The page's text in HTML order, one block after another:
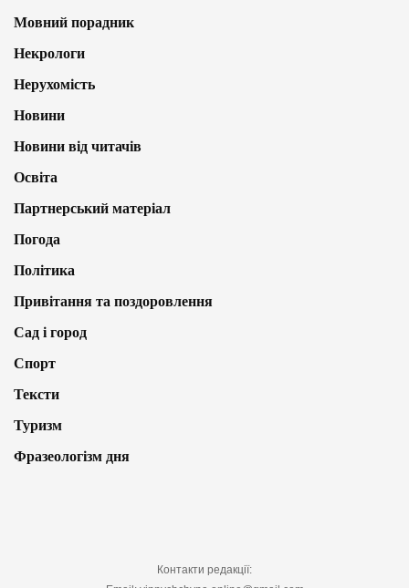
Мовний порадник
Некрологи
Нерухомість
Новини
Новини від читачів
Освіта
Партнерський матеріал
Погода
Політика
Привітання та поздоровлення
Сад і город
Спорт
Тексти
Туризм
Фразеологізм дня
Контакти редакції: